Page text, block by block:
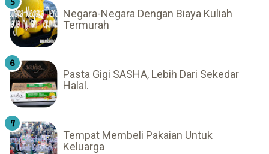
Negara-Negara Dengan Biaya Kuliah
Termurah
Pasta Gigi SASHA, Lebih Dari Sekedar
Halal.
Tempat Membeli Pakaian Untuk
Keluarga